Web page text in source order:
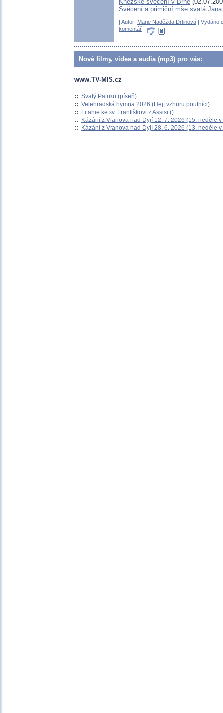
Kněžské svěcení v Brně
Svěcení a primiční mše svatá
| Autor: Marie Naděžda Drtinová | Vydáno
komentář |
Nové filmy, videa a audia (mp3) pro vás:
www.TV-MIS.cz
:: Svatý Patriku (píseň)
:: Velehradská hymna 2026 (Hej, vzhůru poutníci)
:: Litanie ke sv. Františkovi z Assisi ()
:: Kázání z Vranova nad Dyjí 12. 7. 2026 (15. neděle
:: Kázání z Vranova nad Dyjí 28. 6. 2026 (13. neděle